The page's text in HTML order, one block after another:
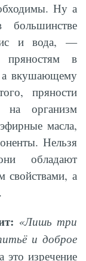
Ну а
большинстве
и вода, —
в
а вкушающему
пряности
на организм
масла,
Нельзя
обладают
свойствами, а
«Лишь три
и доброе
это изречение